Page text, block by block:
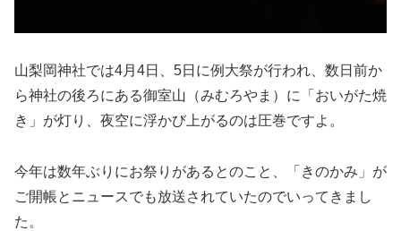
山梨岡神社では4月4日、5日に例大祭が行われ、数日前か
ら神社の後ろにある御室山（みむろやま）に「おいがた焼
き」が灯り、夜空に浮かび上がるのは圧巻ですよ。
今年は数年ぶりにお祭りがあるとのこと、「きのかみ」が
ご開帳とニュースでも放送されていたのでいってきまし
た。